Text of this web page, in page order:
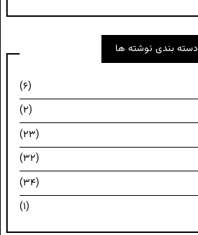
دسته بندی نوشته ها
(۶)
(۲)
(۲۳)
(۳۲)
(۳۴)
(۱)